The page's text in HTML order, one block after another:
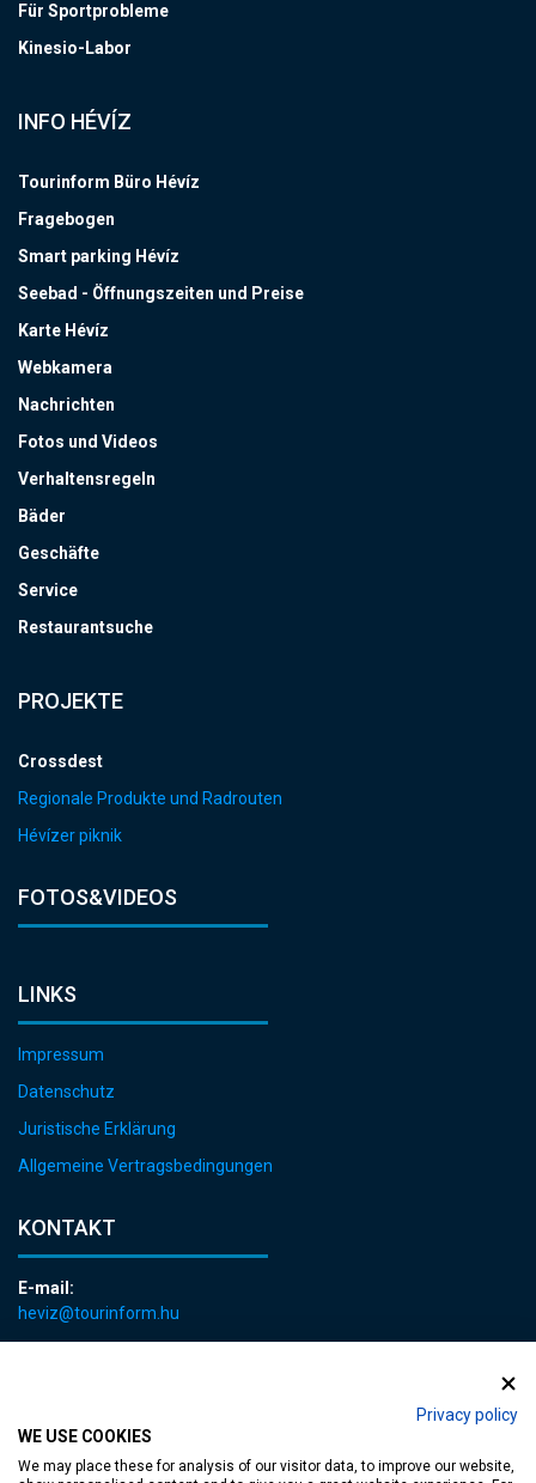
Privacy policy
WE USE COOKIES
We may place these for analysis of our visitor data, to improve our website,
Für Sportprobleme
Kinesio-Labor
INFO HÉVÍZ
Tourinform Büro Hévíz
Fragebogen
Smart parking Hévíz
Seebad - Öffnungszeiten und Preise
Karte Hévíz
Webkamera
Nachrichten
Fotos und Videos
Verhaltensregeln
Bäder
Geschäfte
Service
Restaurantsuche
PROJEKTE
Crossdest
Regionale Produkte und Radrouten
Hévízer piknik
FOTOS&VIDEOS
LINKS
Impressum
Datenschutz
Juristische Erklärung
Allgemeine Vertragsbedingungen
KONTAKT
E-mail:
heviz@tourinform.hu